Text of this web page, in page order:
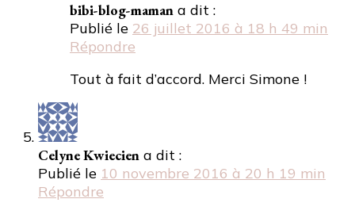
bibi-blog-maman a dit :
Publié le 26 juillet 2016 à 18 h 49 min
Répondre
Tout à fait d’accord. Merci Simone !
Celyne Kwiecien a dit :
Publié le 10 novembre 2016 à 20 h 19 min
Répondre